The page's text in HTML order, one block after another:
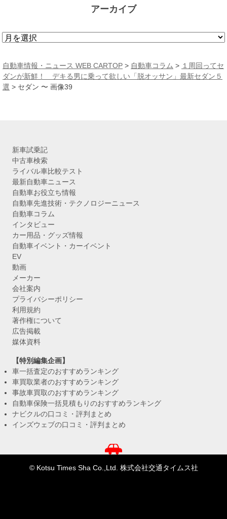
アーカイブ
ア
カ
イ
ブ
自動車情報・ニュース WEB CARTOP > 自動車コラム > １周回ってセ
ダンが新鮮！ デキる男に乗って欲しい「脱オッサン」最新セダン５
選 > セダン 〜 画像39
新車試乗記
中古車検索
ライバル車比較テスト
最新自動車ニュース
自動車お役立ち情報
自動車先進技術・テクノロジーニュース
自動車コラム
インタビュー
カー用品・グッズ情報
自動車イベント・カーイベント
EV
動画
メーカー
会社案内
プライバシーポリシー
利用規約
著作権について
広告掲載
媒体資料
【特別編集企画】
車一括査定のおすすめランキング
車買取業者のおすすめランキング
事故車買取のおすすめランキング
自動車保険一括見積もりのおすすめランキング
ナビクルの口コミ・評判まとめ
インズウェブの口コミ・評判まとめ
© Kotsu Times Sha Co.,Ltd. 株式会社交通タイムス社